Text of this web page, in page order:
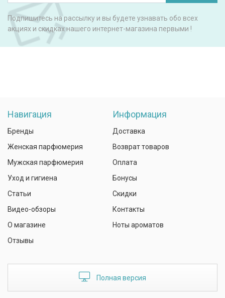
Подпишитесь на рассылку и вы будете узнавать обо всех
акциях и скидках нашего интернет-магазина первыми !
Навигация
Бренды
Женская парфюмерия
Мужская парфюмерия
Уход и гигиена
Статьи
Видео-обзоры
О магазине
Отзывы
Информация
Доставка
Возврат товаров
Оплата
Бонусы
Скидки
Контакты
Ноты ароматов
Полная версия